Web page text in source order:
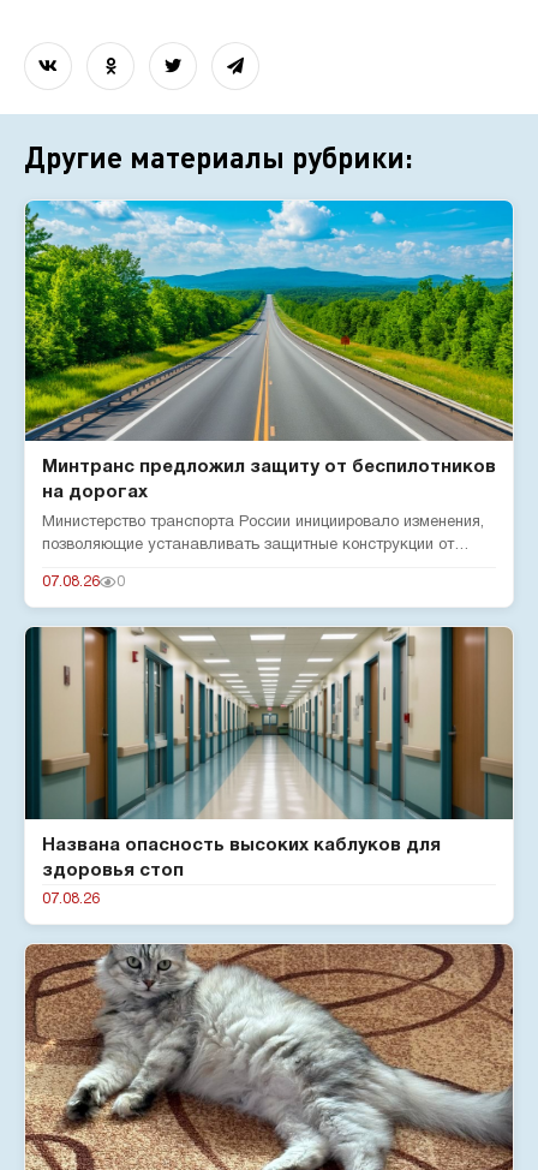
Другие материалы рубрики:
Минтранс предложил защиту от беспилотников
на дорогах
Министерство транспорта России инициировало изменения,
позволяющие устанавливать защитные конструкции от
07.08.26 0
Названа опасность высоких каблуков для
здоровья стоп
07.08.26